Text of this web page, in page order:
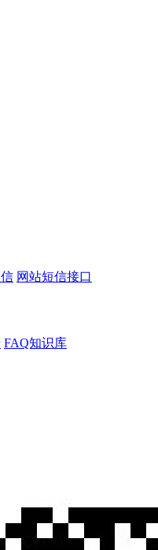
网站短信接口
FAQ知识库